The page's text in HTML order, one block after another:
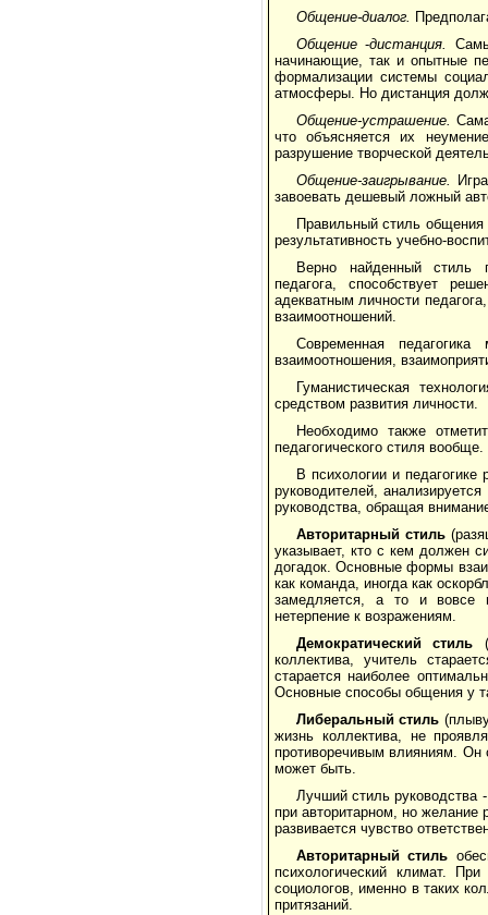
Общение-диалог.
Общение -дистанция.
начинающие, так и опытные
формализации системы
атмосферы. Но дистанция
Общение-устрашение.
что объясняется их
разрушение творческой
Общение-заигрывание.
завоевать дешевый ложный
Правильный стиль общения
результативность учебно-
Верно найденный стиль
педагога, способствует
адекватным личности
взаимоотношений.
Современная
взаимоотношения,
Гуманистическая
средством развития личности.
Необходимо также
педагогического стиля вообще.
В психологии и педагогике
руководителей,
руководства, обращая
Авторитарный стиль
указывает, кто с кем должен
догадок. Основные формы
как команда, иногда как
замедляется, а то и вовсе
нетерпение к возражениям.
Демократический
стиль
коллектива, учитель
старается наиболее
Основные способы общения у
Либеральный стиль
жизнь коллектива, не
противоречивым влияниям. Он
может быть.
Лучший стиль руководства
при авторитарном, но желание
развивается чувство
Авторитарный стиль
психологический климат.
социологов, именно в таких
притязаний.